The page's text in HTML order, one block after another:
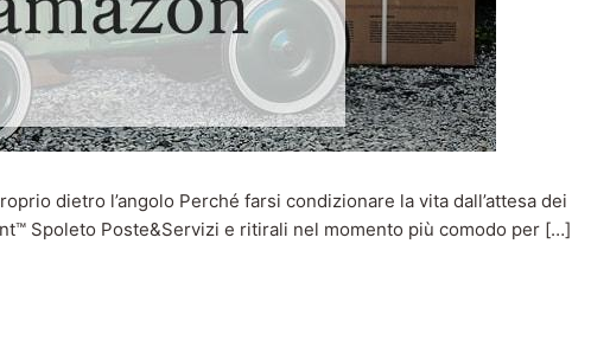
dietro l’angolo Perché farsi condizionare la vita dall’attesa dei
Spoleto Poste&Servizi e ritirali nel momento più comodo per […]